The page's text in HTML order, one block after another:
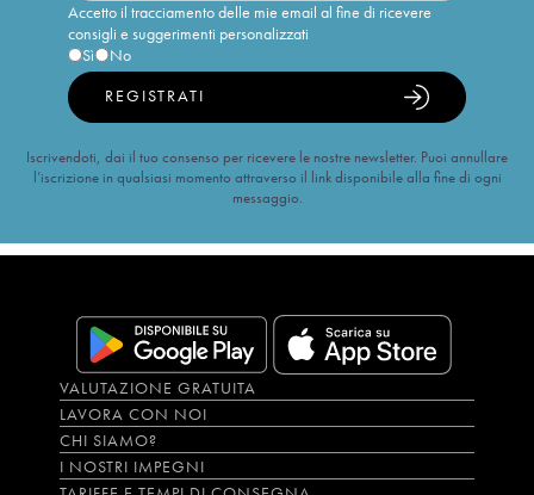
Accetto il tracciamento delle mie email al fine di ricevere
consigli e suggerimenti personalizzati
Sì
No
REGISTRATI
Iscrivendoti, dai il tuo consenso per ricevere le nostre newsletter. Puoi annullare
l’iscrizione in qualsiasi momento attraverso il link disponibile alla fine di ogni
messaggio.
VALUTAZIONE GRATUITA
LAVORA CON NOI
CHI SIAMO?
I NOSTRI IMPEGNI